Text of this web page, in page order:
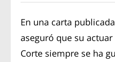
En una carta
aseguró que su
Corte siempre se ha